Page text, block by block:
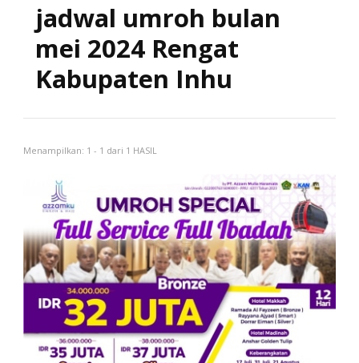
jadwal umroh bulan
mei 2024 Rengat
Kabupaten Inhu
Menampilkan: 1 - 1 dari 1 HASIL